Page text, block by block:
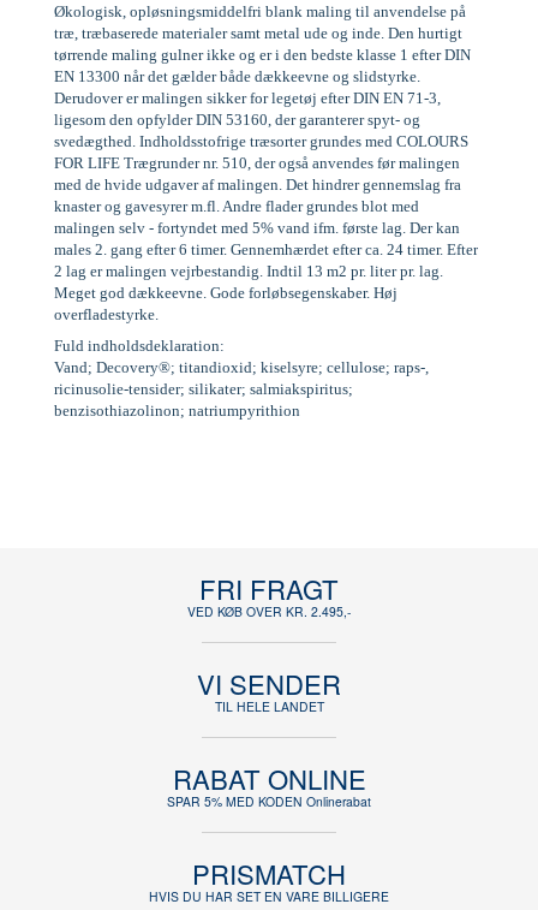
Økologisk, opløsningsmiddelfri blank maling til anvendelse på
træ, træbaserede materialer samt metal ude og inde. Den hurtigt
tørrende maling gulner ikke og er i den bedste klasse 1 efter DIN
EN 13300 når det gælder både dækkeevne og slidstyrke.
Derudover er malingen sikker for legetøj efter DIN EN 71-3,
ligesom den opfylder DIN 53160, der garanterer spyt- og
svedægthed. Indholdsstofrige træsorter grundes med COLOURS
FOR LIFE Trægrunder nr. 510, der også anvendes før malingen
med de hvide udgaver af malingen. Det hindrer gennemslag fra
knaster og gavesyrer m.fl. Andre flader grundes blot med
malingen selv - fortyndet med 5% vand ifm. første lag. Der kan
males 2. gang efter 6 timer. Gennemhærdet efter ca. 24 timer. Efter
2 lag er malingen vejrbestandig. Indtil 13 m2 pr. liter pr. lag.
Meget god dækkeevne. Gode forløbsegenskaber. Høj
overfladestyrke.
Fuld indholdsdeklaration:
Vand; Decovery®; titandioxid; kiselsyre; cellulose; raps-,
ricinusolie-tensider; silikater; salmiakspiritus;
benzisothiazolinon; natriumpyrithion
FRI FRAGT
VED KØB OVER KR. 2.495,-
VI SENDER
TIL HELE LANDET
RABAT ONLINE
SPAR 5% MED KODEN Onlinerabat
PRISMATCH
HVIS DU HAR SET EN VARE BILLIGERE